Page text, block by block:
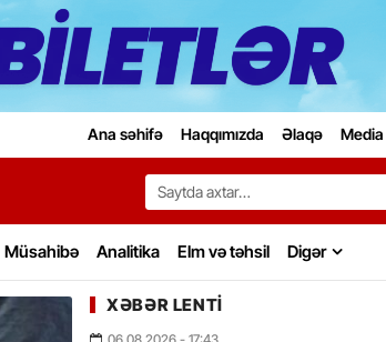
Ana səhifə Haqqımızda Əlaqə
Search…
Müsahibə Analitika Elm və təhsil Digər
XƏBƏR LENTI